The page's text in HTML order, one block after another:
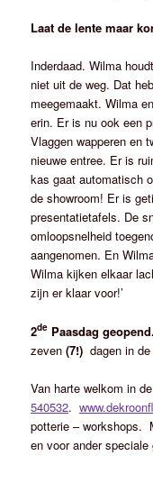
Laat de lente maar
Inderdaad. Wilma
niet uit de weg. Dat
meegemaakt. Wilma
erin. Er is nu ook een
Vlaggen wapperen en
nieuwe entree. Er is
kas gaat automatisch
de showroom! Er is
presentatietafels. De
omloopsnelheid
aangenomen. En
Wilma kijken elkaar
zijn er klaar voor!’
2de Paasdag geopend.
zeven(7!) dagen in
Van harte welkom in
540532.
potterie – workshops.
en voor ander speciale